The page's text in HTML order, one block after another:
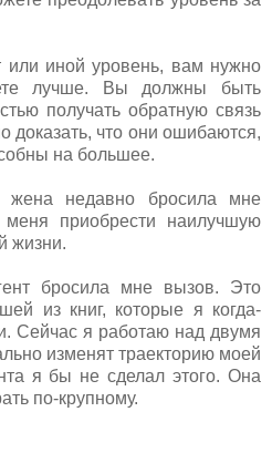
или иной уровень, вам нужно
лучше. Вы должны быть
получать обратную связь
доказать, что они ошибаются,
на большее.
жена недавно бросила мне
приобрести наилучшую
жизни.
бросила мне вызов. Это
из книг, которые я когда-
Сейчас я работаю над двумя
изменят траекторию моей
я бы не сделал этого. Она
по-крупному.